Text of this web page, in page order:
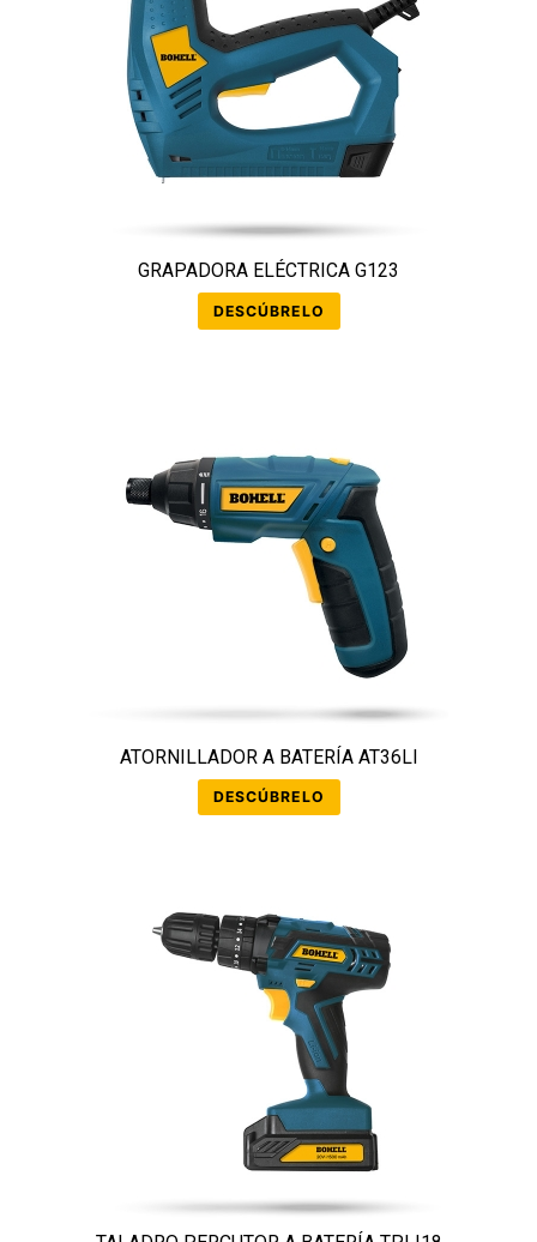
GRAPADORA ELÉCTRICA G123
DESCÚBRELO
ATORNILLADOR A BATERÍA AT36LI
DESCÚBRELO